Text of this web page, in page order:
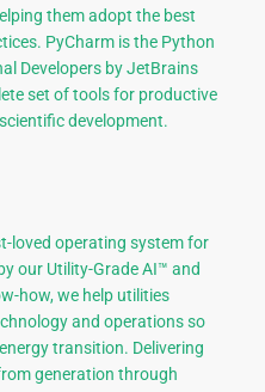
them adopt the best
PyCharm is the Python
Developers by JetBrains
set of tools for productive
development.
loved operating system for
our Utility-Grade AI™ and
how, we help utilities
and operations so
transition. Delivering
generation through